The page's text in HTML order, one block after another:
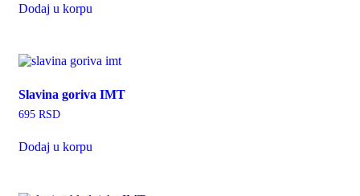
Dodaj u korpu
Slavina goriva IMT
695 RSD
Dodaj u korpu